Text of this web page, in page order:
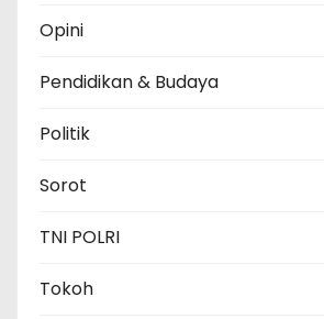
Opini
Pendidikan & Budaya
Politik
Sorot
TNI POLRI
Tokoh